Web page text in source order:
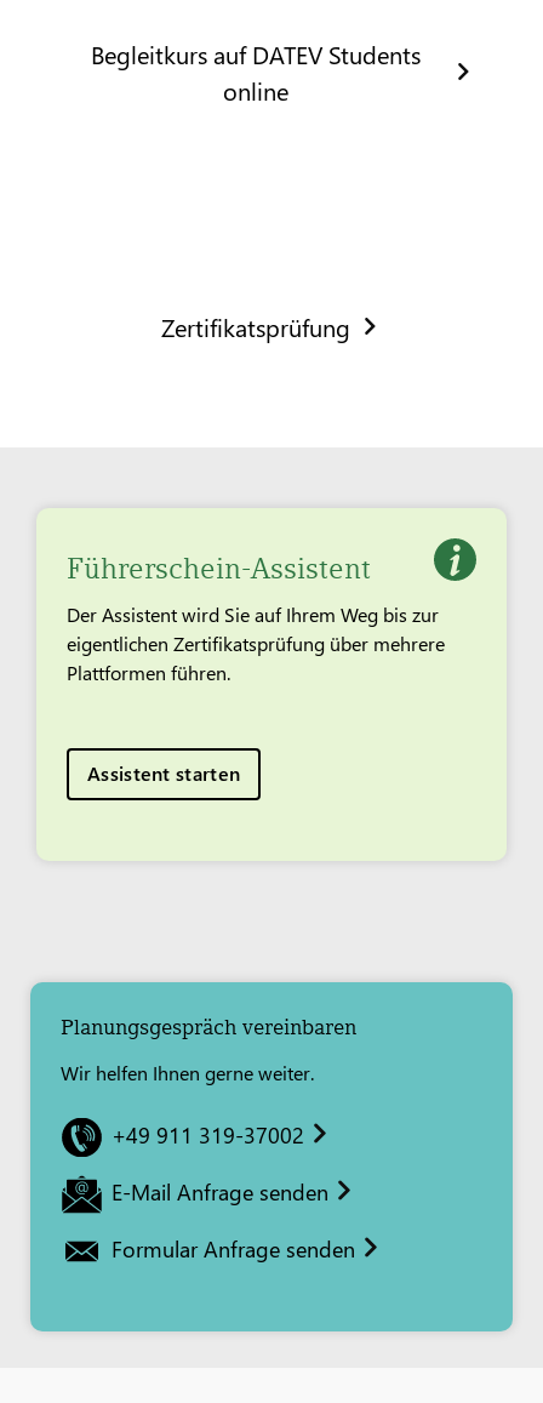
Begleitkurs auf DATEV Students
online
Zertifikatsprüfung
Führerschein-Assistent
Der Assistent wird Sie auf Ihrem Weg bis zur
eigentlichen Zertifikatsprüfung über mehrere
Plattformen führen.
Assistent starten
Planungsgespräch vereinbaren
Wir helfen Ihnen gerne weiter.
+49 911 319-37002
E-Mail Anfrage senden
Formular Anfrage senden